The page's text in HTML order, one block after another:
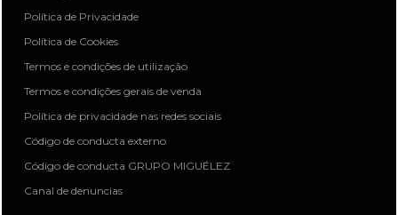
Política de Privacidade
Política de Cookies
Termos e condições de utilização
Termos e condições gerais de venda
Política de privacidade nas redes sociais
Código de conducta externo
Código de conducta GRUPO MIGUÉLEZ
Canal de denuncias